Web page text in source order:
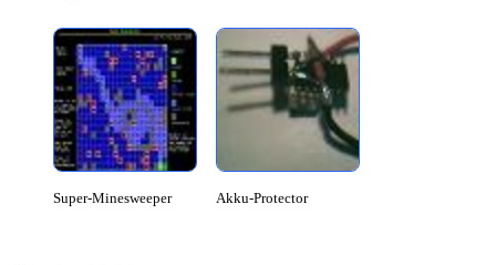
Super-Minesweeper Akku-Protector